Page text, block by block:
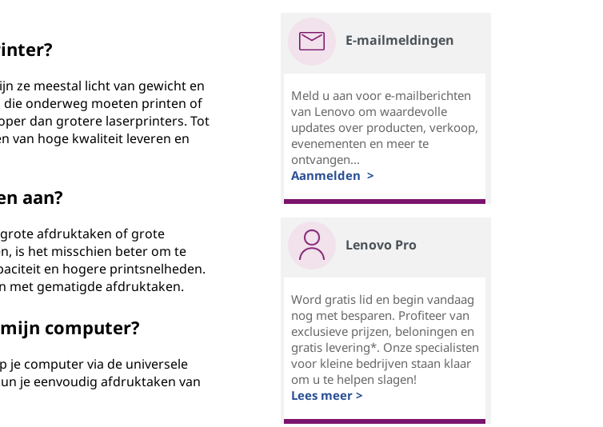
ze meestal licht van gewicht en
die onderweg moeten printen of
dan grotere laserprinters. Tot
van hoge kwaliteit leveren en
aan?
afdruktaken of grote
is het misschien beter om te
en hogere printsnelheden.
met gematigde afdruktaken.
computer?
je computer via de universele
je eenvoudig afdruktaken van
E-mailmeldingen
Meld u aan voor e-mailberichten
van Lenovo om waardevolle
updates over producten, verkoop,
evenementen en meer te
ontvangen...
Aanmelden >
Lenovo Pro
Word gratis lid en begin vandaag
nog met besparen. Profiteer van
exclusieve prijzen, beloningen en
gratis levering*. Onze specialisten
voor kleine bedrijven staan klaar
om u te helpen slagen!
Lees meer >